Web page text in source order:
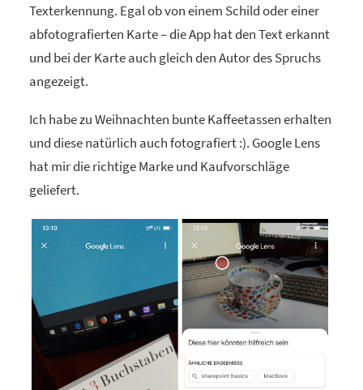
Texterkennung. Egal ob von einem Schild oder einer
abfotografierten Karte – die App hat den Text erkannt
und bei der Karte auch gleich den Autor des Spruchs
angezeigt.
Ich habe zu Weihnachten bunte Kaffeetassen erhalten
und diese natürlich auch fotografiert :). Google Lens
hat mir die richtige Marke und Kaufvorschläge
geliefert.